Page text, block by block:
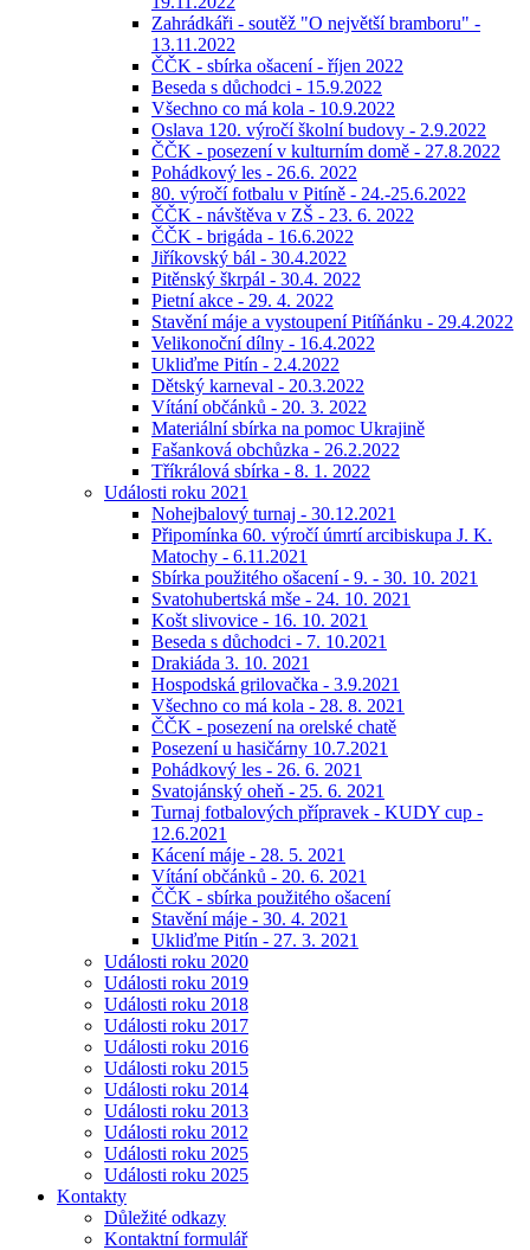
Zahrádkáři - soutěž "O největší bramboru" -
13.11.2022
ČČK - sbírka ošacení - říjen 2022
Beseda s důchodci - 15.9.2022
Všechno co má kola - 10.9.2022
Oslava 120. výročí školní budovy - 2.9.2022
ČČK - posezení v kulturním domě - 27.8.2022
Pohádkový les - 26.6. 2022
80. výročí fotbalu v Pitíně - 24.-25.6.2022
ČČK - návštěva v ZŠ - 23. 6. 2022
ČČK - brigáda - 16.6.2022
Jiříkovský bál - 30.4.2022
Pitěnský škrpál - 30.4. 2022
Pietní akce - 29. 4. 2022
Stavění máje a vystoupení Pitíňánku - 29.4.2022
Velikonoční dílny - 16.4.2022
Ukliďme Pitín - 2.4.2022
Dětský karneval - 20.3.2022
Vítání občánků - 20. 3. 2022
Materiální sbírka na pomoc Ukrajině
Fašanková obchůzka - 26.2.2022
Tříkrálová sbírka - 8. 1. 2022
Události roku 2021
Nohejbalový turnaj - 30.12.2021
Připomínka 60. výročí úmrtí arcibiskupa J. K.
Matochy - 6.11.2021
Sbírka použitého ošacení - 9. - 30. 10. 2021
Svatohubertská mše - 24. 10. 2021
Košt slivovice - 16. 10. 2021
Beseda s důchodci - 7. 10.2021
Drakiáda 3. 10. 2021
Hospodská grilovačka - 3.9.2021
Všechno co má kola - 28. 8. 2021
ČČK - posezení na orelské chatě
Posezení u hasičárny 10.7.2021
Pohádkový les - 26. 6. 2021
Svatojánský oheň - 25. 6. 2021
Turnaj fotbalových přípravek - KUDY cup -
12.6.2021
Kácení máje - 28. 5. 2021
Vítání občánků - 20. 6. 2021
ČČK - sbírka použitého ošacení
Stavění máje - 30. 4. 2021
Ukliďme Pitín - 27. 3. 2021
Události roku 2020
Události roku 2019
Události roku 2018
Události roku 2017
Události roku 2016
Události roku 2015
Události roku 2014
Události roku 2013
Události roku 2012
Události roku 2025
Události roku 2025
Kontakty
Důležité odkazy
Kontaktní formulář